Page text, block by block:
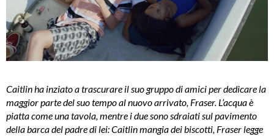
Caitlin ha inziato a trascurare il suo gruppo di amici per dedicare la
maggior parte del suo tempo al nuovo arrivato, Fraser. L’acqua è
piatta come una tavola, mentre i due sono sdraiati sul pavimento
della barca del padre di lei: Caitlin mangia dei biscotti, Fraser legge